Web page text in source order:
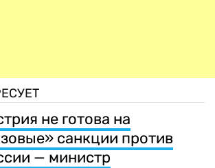
не готова на
санкции против
— министр